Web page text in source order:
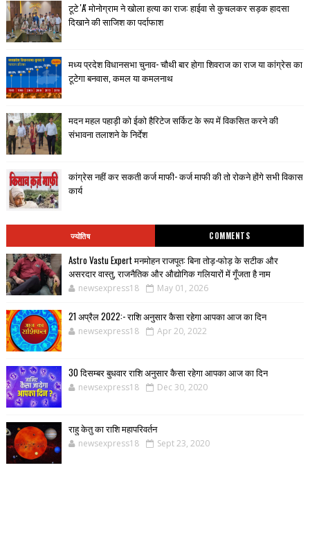
टूटे 'A' मोनोग्राम ने खोला हत्या का राज: हाईवा से कुचलकर सड़क हादसा
दिखाने की साजिश का पर्दाफाश
मध्य प्रदेश विधानसभा चुनाव- चौथी बार होगा शिवराज का राज या कांग्रेस का
टूटेगा बनवास, कमल या कमलनाथ
मदन महल पहाड़ी को ईको हैरिटेज सर्किट के रूप में विकसित करने की
संभावना तलाशने के निर्देश
कांग्रेस नहीं कर सकती कर्ज माफी- कर्ज माफी की तो रोकने होंगे सभी विकास
कार्य
ज्योतिष COMMENTS
Astro Vastu Expert मनमोहन राजपूत: बिना तोड़-फोड़ के सटीक और
असरदार वास्तु, राजनैतिक और औद्योगिक गलियारों में गूँजता है नाम
newsexpress18 May 01, 2026
21 अप्रैल 2022:- राशि अनुसार कैसा रहेगा आपका आज का दिन
newsexpress18 Apr 20, 2022
30 दिसम्बर बुधवार राशि अनुसार कैसा रहेगा आपका आज का दिन
newsexpress18 Dec 30, 2020
राहु केतु का राशि महापरिवर्तन
newsexpress18 Sept 23, 2020